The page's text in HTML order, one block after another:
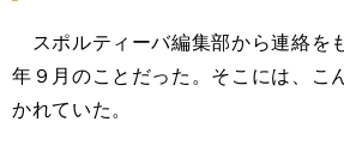
スポルティーバ編集部から連絡を
年９月のことだった。そこには、こ
かれていた。